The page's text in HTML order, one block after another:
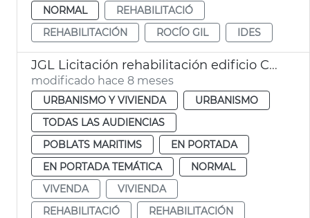
NORMAL
REHABILITACIÓ
REHABILITACIÓN
ROCÍO GIL IDES
JGL Licitación rehabilitación edificio Cabañal alquiler asequible València
modificado hace 8 meses
URBANISMO Y VIVIENDA
URBANISMO
TODAS LAS AUDIENCIAS
POBLATS MARITIMS
EN PORTADA
EN PORTADA TEMÁTICA
NORMAL
VIVENDA
VIVIENDA
REHABILITACIÓ
REHABILITACIÓN